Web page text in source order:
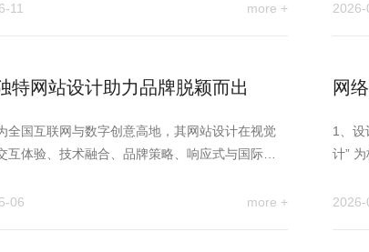
11
more +
2026-
特网站设计助力品牌脱颖而出
全国互联网与数字创意高地，其网站设计在视觉
互体验、技术融合、品牌策略、响应式与国际化
06
more +
网
1、设
计”